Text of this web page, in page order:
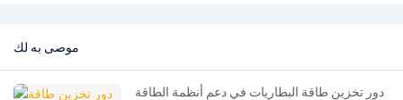
موصى به لك
دور تخزين طاقة البطاريات في دعم أنظمة الطاقة